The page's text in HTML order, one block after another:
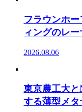
フラウンホ
ィングのレ
2026.08.06
東京農工大
する薄型メ